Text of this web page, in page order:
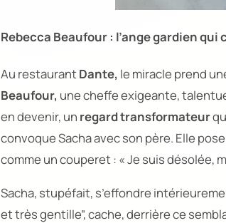
Rebecca Beaufour : l’ange gardien qui
Au restaurant Dante, le miracle prend
Beaufour, une cheffe exigeante,
en devenir, un regard transformateur
convoque Sacha avec son père. Elle
comme un couperet : « Je suis désolée,
Sacha, stupéfait, s’effondre
et très gentille”,cache, derrière ce